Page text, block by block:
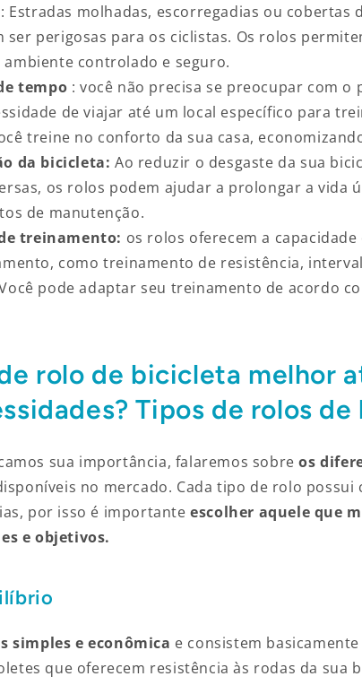
: Estradas molhadas, escorregadias ou cobertas
ser perigosas para os ciclistas. Os rolos
controlado e seguro.
tempo : você não precisa se preocupar com o
de viajar até um local específico para
treine no conforto da sua casa,
da bicicleta: Ao reduzir o desgaste da sua
os rolos podem ajudar a prolongar a vida
de manutenção.
treinamento: os rolos oferecem a
como treinamento de resistência,
pode adaptar seu treinamento de acordo
rolo de bicicleta melhor
Tipos de rolos
sua importância, falaremos sobre os
no mercado. Cada tipo de rolo possui
por isso é importante escolher aquele que
e objetivos.
simples e econômica e consistem
que oferecem resistência às rodas da sua